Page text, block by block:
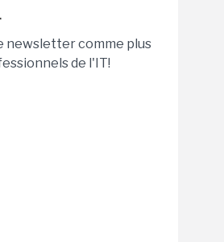
newsletter comme plus
de l'IT!